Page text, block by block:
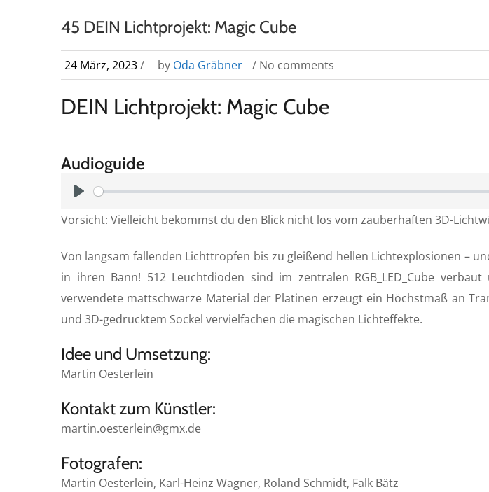
45 DEIN Lichtprojekt: Magic Cube
24 März, 2023/ by Oda Gräbner / No comments
DEIN Lichtprojekt: Magic Cube
Audioguide
l
y
Vorsicht: Vielleicht bekommst du den Blick nicht los vom zauberhaften 3D-
Von langsam fallenden Lichttropfen bis zu gleißend hellen Lichtexplosionen –
in ihren Bann! 512 Leuchtdioden sind im zentralen RGB_LED_Cube
verwendete mattschwarze Material der Platinen erzeugt ein Höchstmaß an
und 3D-gedrucktem Sockel vervielfachen die magischen Lichteffekte.
Idee und Umsetzung:
Martin Oesterlein
Kontakt zum Künstler:
martin.oesterlein@gmx.de
Fotografen:
Martin Oesterlein, Karl-Heinz Wagner, Roland Schmidt, Falk Bätz